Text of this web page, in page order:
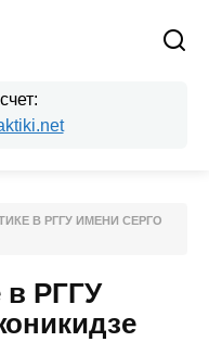
В РГГУ ИМЕНИ СЕРГО
в РГГУ